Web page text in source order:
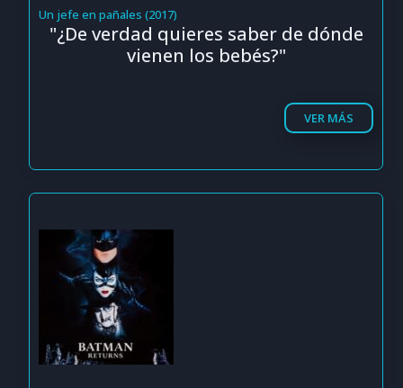
Un jefe en pañales (2017)
"¿De verdad quieres saber de dónde
vienen los bebés?"
VER MÁS